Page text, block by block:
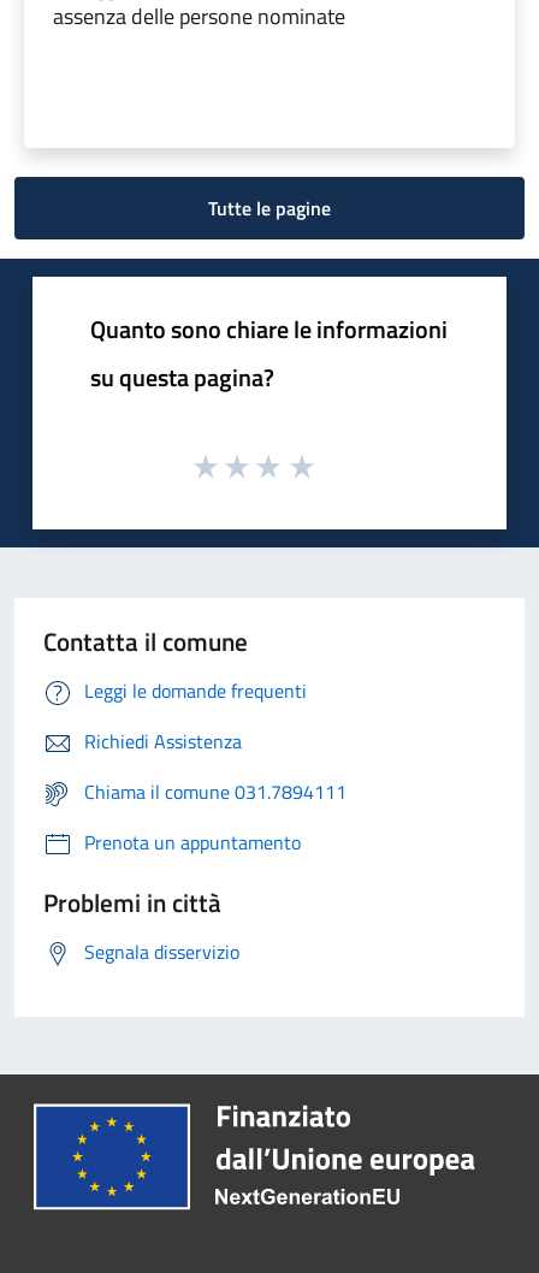
assenza delle persone nominate
Tutte le pagine
Quanto sono chiare le informazioni
su questa pagina?
Contatta il comune
Leggi le domande frequenti
Richiedi Assistenza
Chiama il comune 031.7894111
Prenota un appuntamento
Problemi in città
Segnala disservizio